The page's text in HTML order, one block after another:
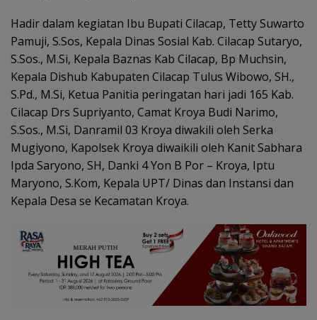
Hadir dalam kegiatan Ibu Bupati Cilacap, Tetty Suwarto
Pamuji, S.Sos, Kepala Dinas Sosial Kab. Cilacap Sutaryo,
S.Sos., M.Si, Kepala Baznas Kab Cilacap, Bp Muchsin,
Kepala Dishub Kabupaten Cilacap Tulus Wibowo, SH.,
S.Pd., M.Si, Ketua Panitia peringatan hari jadi 165 Kab.
Cilacap Drs Supriyanto, Camat Kroya Budi Narimo,
S.Sos., M.Si, Danramil 03 Kroya diwakili oleh Serka
Mugiyono, Kapolsek Kroya diwaikili oleh Kanit Sabhara
Ipda Saryono, SH, Danki 4 Yon B Por – Kroya, Iptu
Maryono, S.Kom, Kepala UPT/ Dinas dan Instansi dan
Kepala Desa se Kecamatan Kroya.